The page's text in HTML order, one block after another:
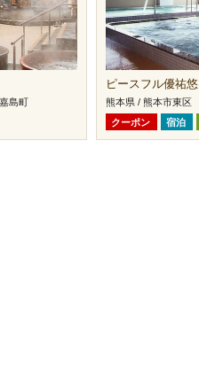
島町
ピースフル優祐悠
熊本県 / 熊本市東区
クーポン
宿泊